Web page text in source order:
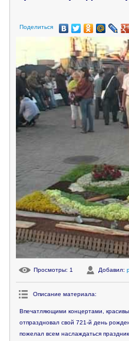
Поделиться
Просмотры: 1 Добавил:
Описание материала:
Впечатляющими концертами,
отпраздновал свой 721-й день
пожелал всем наслаждаться